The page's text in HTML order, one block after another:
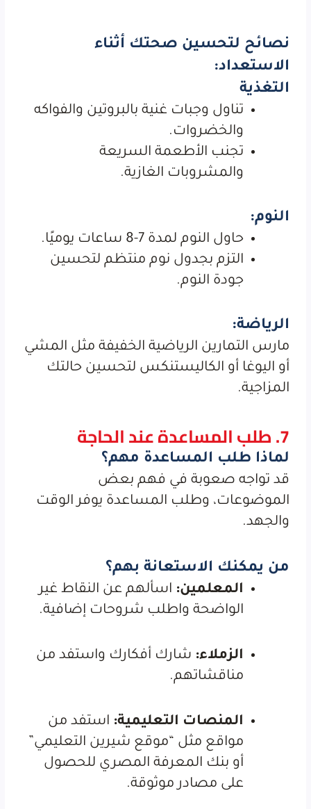
نصائح لتحسين صحتك أثناء
الاستعداد:
التغذية
تناول وجبات غنية بالبروتين والفواكه
والخضروات.
تجنب الأطعمة السريعة
والمشروبات الغازية.
النوم:
حاول النوم لمدة 7-8 ساعات يوميًا.
التزم بجدول نوم منتظم لتحسين
جودة النوم.
الرياضة:
مارس التمارين الرياضية الخفيفة مثل المشي
أو اليوغا أو الكاليستنكس لتحسين حالتك
المزاجية.
7. طلب المساعدة عند الحاجة
لماذا طلب المساعدة مهم؟
قد تواجه صعوبة في فهم بعض
الموضوعات، وطلب المساعدة يوفر الوقت
والجهد.
من يمكنك الاستعانة بهم؟
المعلمين: اسألهم عن النقاط غير
الواضحة واطلب شروحات إضافية.
الزملاء: شارك أفكارك واستفد من
مناقشاتهم.
المنصات التعليمية: استفد من
مواقع مثل “موقع شيرين التعليمي”
أو بنك المعرفة المصري للحصول
على مصادر موثوقة.